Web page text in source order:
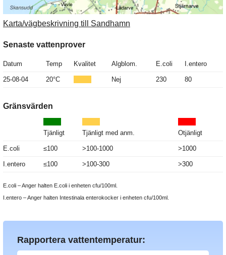
Karta/vägbeskrivning till Sandhamn
Senaste vattenprover
Datum Temp Kvalitet Algblom. E.coli I.entero
25-08-04 20°C Nej 230 80
Gränsvärden
Tjänligt Tjänligt med anm. Otjänligt
E.coli ≤100 >100-1000 >1000
I.entero ≤100 >100-300 >300
E.coli – Anger halten E.coli i enheten cfu/100ml.
I.entero – Anger halten Intestinala enterokocker i enheten cfu/100ml.
Rapportera vattentemperatur: